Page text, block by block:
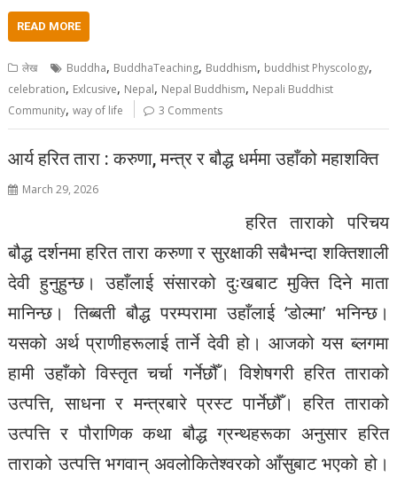
READ MORE
लेख Buddha, BuddhaTeaching, Buddhism, buddhist Physcology,
celebration, Exlcusive, Nepal, Nepal Buddhism, Nepali Buddhist
Community,way of life 3 Comments
आर्य हरित तारा : करुणा, मन्त्र र बौद्ध धर्ममा उहाँको महाशक्ति
March 29, 2026
हरित ताराको परिचय
बौद्ध दर्शनमा हरित तारा करुणा र सुरक्षाकी सबैभन्दा शक्तिशाली
देवी हुनुहुन्छ। उहाँलाई संसारको दुःखबाट मुक्ति दिने माता
मानिन्छ। तिब्बती बौद्ध परम्परामा उहाँलाई ‘डोल्मा’ भनिन्छ।
यसको अर्थ प्राणीहरूलाई तार्ने देवी हो। आजको यस ब्लगमा
हामी उहाँको विस्तृत चर्चा गर्नेछौँ। विशेषगरी हरित ताराको
उत्पत्ति, साधना र मन्त्रबारे प्रस्ट पार्नेछौँ। हरित ताराको
उत्पत्ति र पौराणिक कथा बौद्ध ग्रन्थहरूका अनुसार हरित
ताराको उत्पत्ति भगवान् अवलोकितेश्वरको आँसुबाट भएको हो।